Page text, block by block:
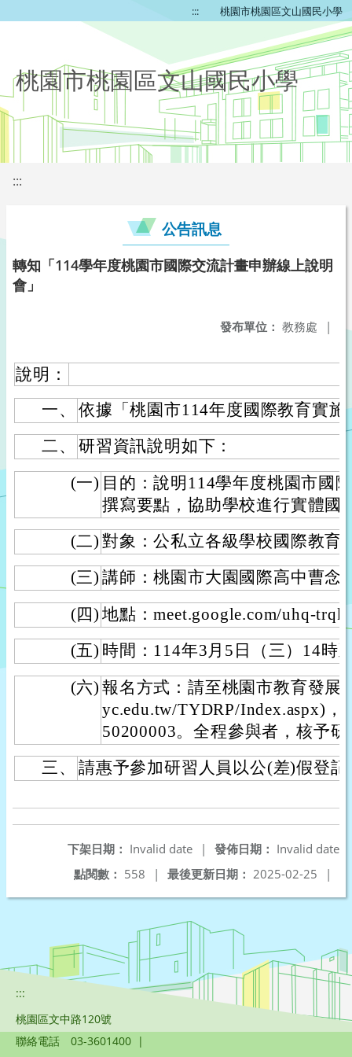
::: 桃園市桃園區文山國民小學
桃園市桃園區文山國民小學
:::
公告訊息
轉知「114學年度桃園市國際交流計畫申辦線上說明
會」
發布單位： 教務處 |
說明：
一、
依據「桃園市114年度國際教育實施
二、
研習資訊說明如下：
(一) 目的：說明114學年度桃園市國
撰寫要點，協助學校進行實體國
(二) 對象：公私立各級學校國際教育
(三) 講師：桃園市大園國際高中曹念
(四) 地點：meet.google.com/uhq-
(五) 時間：114年3月5日（三）14時
(六) 報名方式：請至桃園市教育發展
yc.edu.tw/TYDRP/Index.aspx)，
50200003。全程參與者，核予
三、
請惠予參加研習人員以公(差)假登
發佈日期： Invalid date
下架日期： Invalid date
|
最後更新日期： 2025-02-25 |
點閱數： 558 |
:::
桃園區文中路120號
聯絡電話
03-3601400 |